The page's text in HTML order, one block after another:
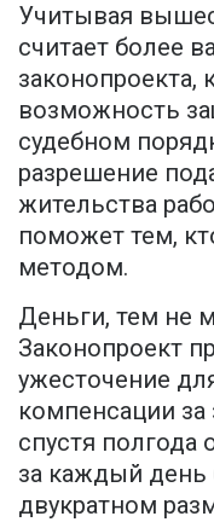
Учитывая
считает более
законопроекта,
возможность
судебном
разрешение
жительства
поможет тем,
методом.
Деньги, тем не
Законопроект
ужесточение
компенсации за
спустя полгода
за каждый день
двукратном